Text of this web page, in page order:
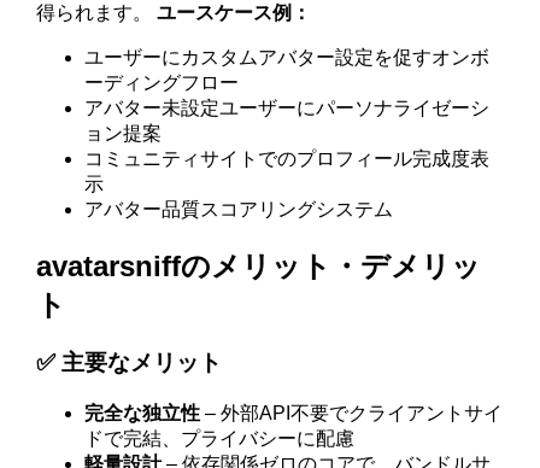
得られます。ユースケース例：
ユーザーにカスタムアバター設定を促すオンボ
ーディングフロー
アバター未設定ユーザーにパーソナライゼーシ
ョン提案
コミュニティサイトでのプロフィール完成度表
示
アバター品質スコアリングシステム
avatarsniffのメリット・デメリッ
ト
✅ 主要なメリット
完全な独立性 – 外部API不要でクライアントサイ
ドで完結、プライバシーに配慮